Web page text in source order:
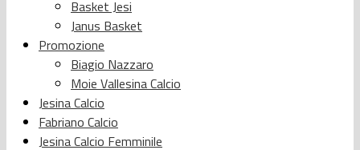
Basket Jesi
Janus Basket
Promozione
Biagio Nazzaro
Moie Vallesina Calcio
Jesina Calcio
Fabriano Calcio
Jesina Calcio Femminile